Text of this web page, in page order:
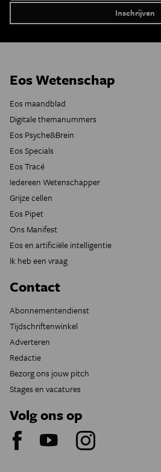
Eos Wetenschap
Eos maandblad
Digitale themanummers
Eos Psyche&Brein
Eos Specials
Eos Tracé
Iedereen Wetenschapper
Grijze cellen
Eos Pipet
Ons Manifest
Eos en artificiële intelligentie
Ik heb een vraag
Contact
Abonnementendienst
Tijdschriftenwinkel
Adverteren
Redactie
Bezorg ons jouw pitch
Stages en vacatures
Volg ons op